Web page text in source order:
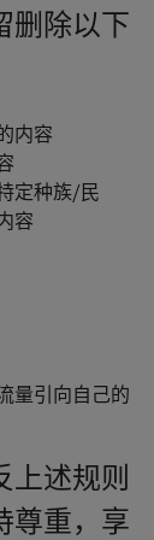
删除以下
内容
定种族/民
容
量引向自己的
上述规则
尊重，享